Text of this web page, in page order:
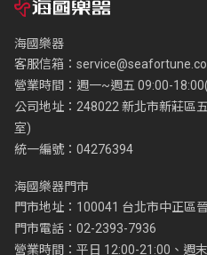
海國樂器
客服信箱：
營業時間：週一~週五 09:00-
公司地址：248022 新北市新莊區
室)
統一編號：04276394
海國樂器門市
門市地址：100041 台北市中正區
門市電話：02-2393-7936
營業時間：平日 12:00-21:00、週